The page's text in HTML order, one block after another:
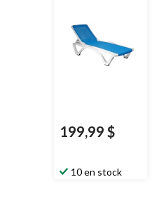
199,99 $
10 en stock